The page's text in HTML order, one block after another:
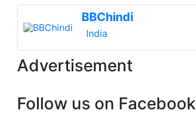
BBChindi
India
Advertisement
Follow us on Facebook